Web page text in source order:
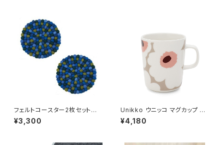
フェルトコースター2枚セット /
Dekorando デコランド
¥3,300
Unikko ウニッコ マグカップ 25
0ml / marimekko マリメッ
コ
¥4,180